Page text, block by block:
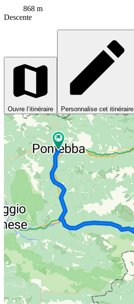
868 m
Descente
Ouvre l’itinéraire Personnalise cet itinéraire